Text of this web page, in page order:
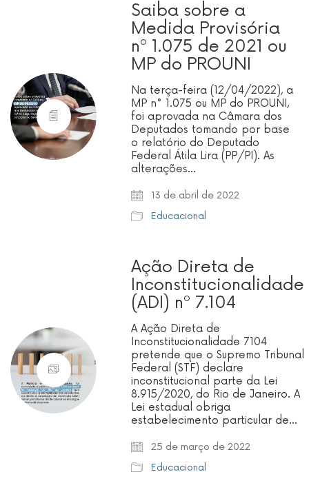
Saiba sobre a
Medida Provisória
nº 1.075 de 2021 ou
MP do PROUNI
Na terça-feira (12/04/2022), a
MP n° 1.075 ou MP do PROUNI,
foi aprovada na Câmara dos
Deputados tomando por base
o relatório do Deputado
Federal Átila Lira (PP/PI). As
alterações…
13 de abril de 2022
Educacional
Ação Direta de
Inconstitucionalidade
(ADI) nº 7.104
A Ação Direta de
Inconstitucionalidade 7104
pretende que o Supremo Tribunal
Federal (STF) declare
inconstitucional parte da Lei
8.915/2020, do Rio de Janeiro. A
Lei estadual obriga
estabelecimento particular de…
25 de março de 2022
Educacional